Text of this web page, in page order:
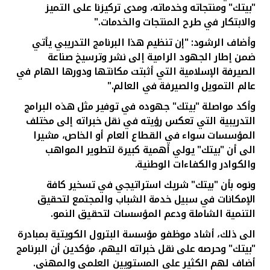
"بيتك" ومنتجاته وخدماته، ومدى تركيزنا على التميز
والابتكار في طرح المنتجات والخدمات."
وأضاف الرشود: "إن تنظيم هذا البرنامج التدريبي يأتي
ضمن إطار الجهود الرامية إلى نشر وترسيخ صناعة
الصيرفة الإسلامية التي أثبتت مكانتها ودورها الهام في
عالم التمويل والصيرفة في العالم."
وأكد مواصلة "بيتك" جهوده في توفير مثل هذه البرامج
التدريبية التي تعكس رؤيته في نقل خبراته إلى مختلف
المؤسسات سواء في القطاع العام أو الخاص، مشيرا
الى أن "بيتك" يولي أهمية كبيرة لتطوير المواهب
والكوادر والكفاءات الوطنية.
ونوه بأن "بيتك" شريك استراتيجي في تسخير كافة
الإمكانات في سبيل خدمة الشباب والمجتمع لتحقيق
التنمية الشاملة ودعم المؤسسات لتحقيق النمو.
الى ذلك، أشاد موظفو مؤسسة البترول الكويتية بمبادرة
"بيتك" وحرصه على نقل خبراته اليهم، مؤكدين أن البرنامج
أضاف لهم الكثير على المستويين العلمي والمهني.